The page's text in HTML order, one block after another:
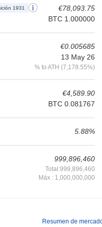
1931
€78,093.75
BTC 1.000000
€0.005685
13 May 26
% to ATH (7,178.55%)
€4,589.90
BTC 0.081767
5.88%
999,896,460
Total:999,896,460
Máx : 1,000,000,000
Resumen de